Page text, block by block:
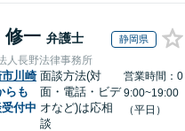
修一 弁護士 静岡県
人長野法律事務所
川崎
らも
付中
面談方法(対
面・電話・ビデ
オなど)は応相
談
営業時間：0
9:00~19:00
（平日）